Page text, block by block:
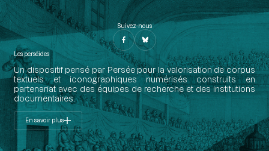
Suivez-nous
Les perséides
Un dispositif pensé par Persée pour la valorisation de corpus
textuels et iconographiques numérisés construits en
partenariat avec des équipes de recherche et des institutions
documentaires.
En savoir plus